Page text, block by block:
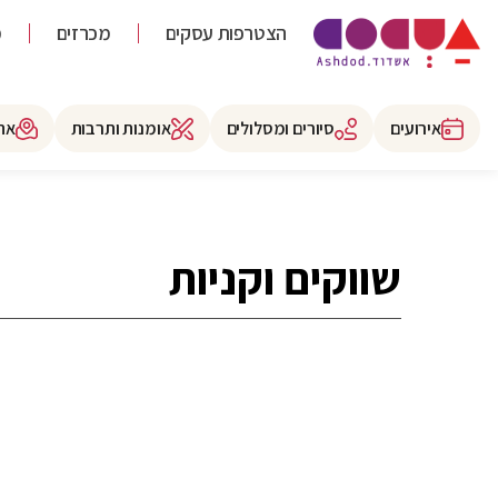
הצטרפות עסקים מכרזים
אירועים סיורים ומסלולים אומנות ותרבות
שווקים וקניות